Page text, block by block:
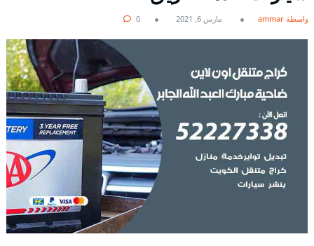
بواسطة ammar مارس 6, 2021 0